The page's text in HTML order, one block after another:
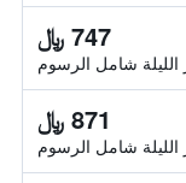
747 ﷼
شامل الرسوم
871 ﷼
شامل الرسوم